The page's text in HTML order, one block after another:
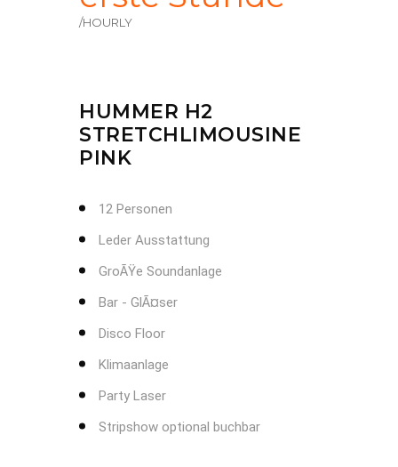
/HOURLY
HUMMER H2
STRETCHLIMOUSINE
PINK
12 Personen
Leder Ausstattung
GroÃŸe Soundanlage
Bar - GlÃ¤ser
Disco Floor
Klimaanlage
Party Laser
Stripshow optional buchbar